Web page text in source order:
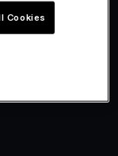
Cookies